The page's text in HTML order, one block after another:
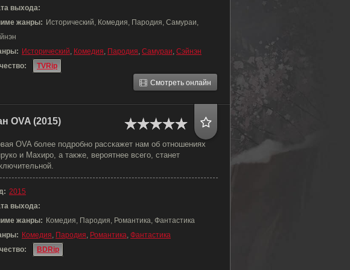
выхода:
жанры: Исторический, Комедия, Пародия, Самураи,
Исторический, Комедия, Пародия, Самураи, Сэйнэн
TVRip
Смотреть онлайн
OVA (2015)
OVA более подробно расскажет нам об отношениях
и Махиро, а также, вероятнее всего, станет
2015
выхода:
жанры: Комедия, Пародия, Романтика, Фантастика
Комедия, Пародия, Романтика, Фантастика
BDRip